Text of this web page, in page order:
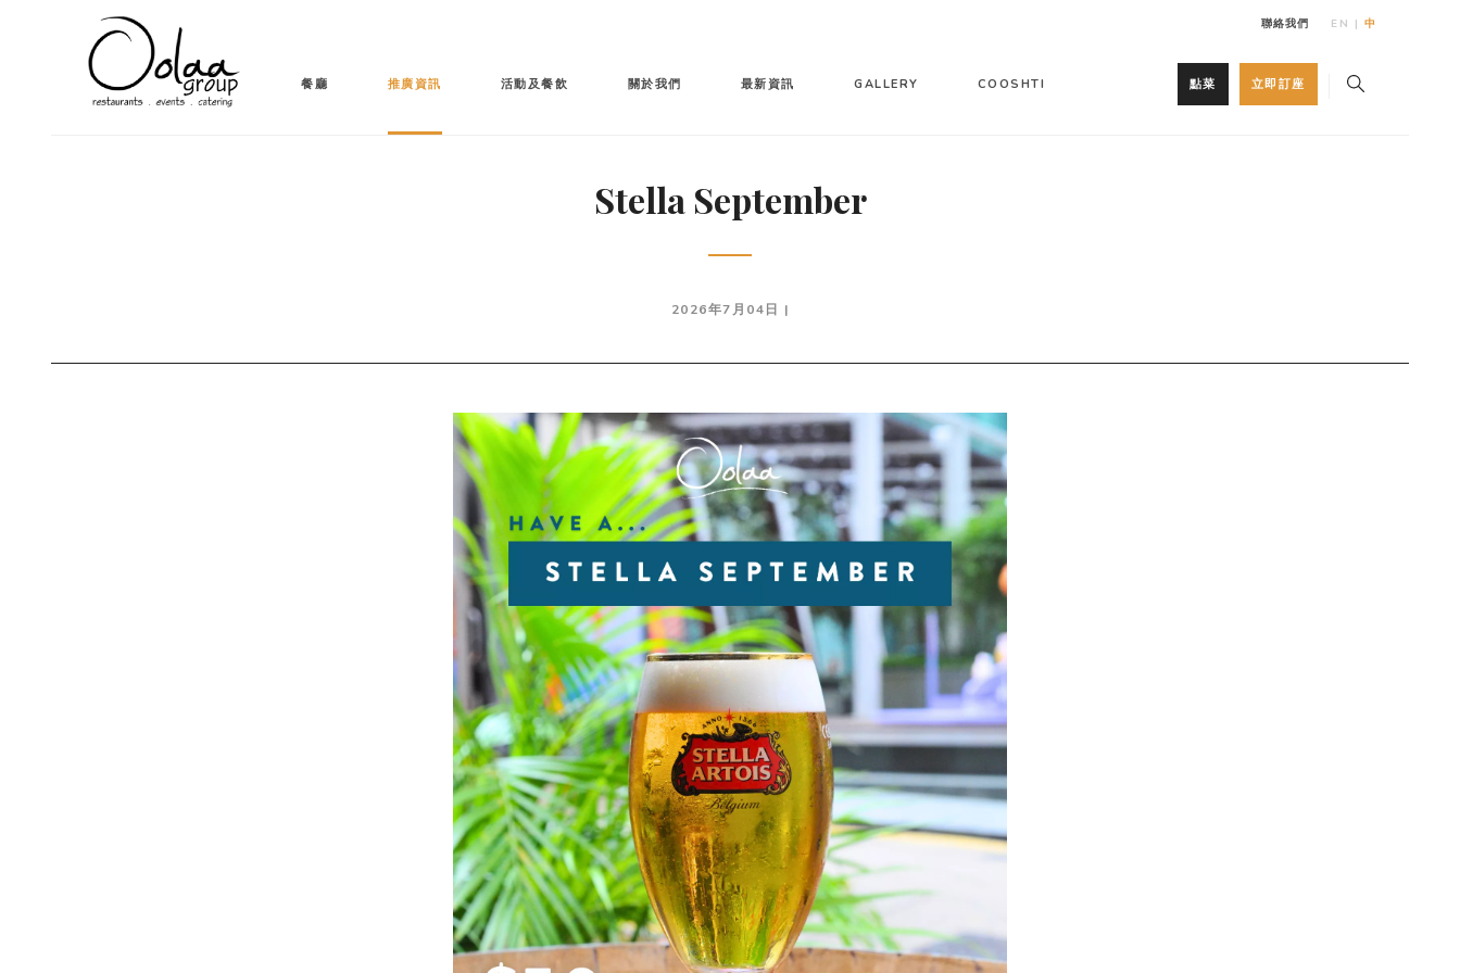
餐廳 推廣資訊 活動及餐飲 關於我們 最新資訊 GALLERY COOSHTI 點菜 立即訂座
聯絡我們 EN | 中
Stella September
2026年7月04日 |